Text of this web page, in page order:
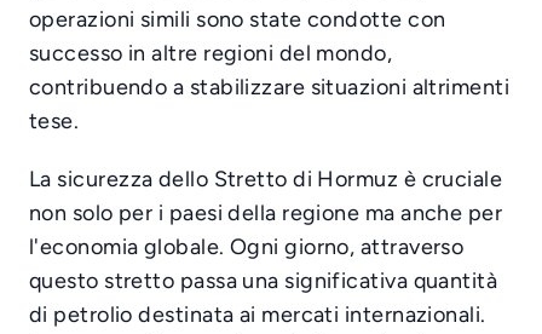
operazioni simili sono state condotte con
successo in altre regioni del mondo,
contribuendo a stabilizzare situazioni altrimenti
tese.
La sicurezza dello Stretto di Hormuz è cruciale
non solo per i paesi della regione ma anche per
l'economia globale. Ogni giorno, attraverso
questo stretto passa una significativa quantità
di petrolio destinata ai mercati internazionali.